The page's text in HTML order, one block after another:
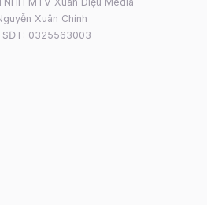
Xuân Chính
SĐT: 0325563003